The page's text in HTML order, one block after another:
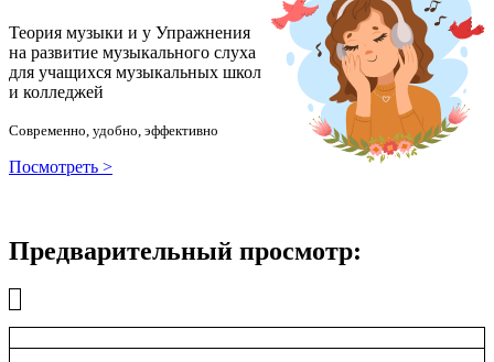
Теория музыки и у Упражнения
на развитие музыкального слуха
для учащихся музыкальных школ
и колледжей
Современно, удобно, эффективно
Посмотреть >
Предварительный просмотр: